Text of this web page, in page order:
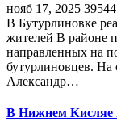
нояб 17, 2025 39544
В Бутурлиновке
жителей В районе
направленных на
бутурлиновцев.
Александр…
В Нижнем Кисляе